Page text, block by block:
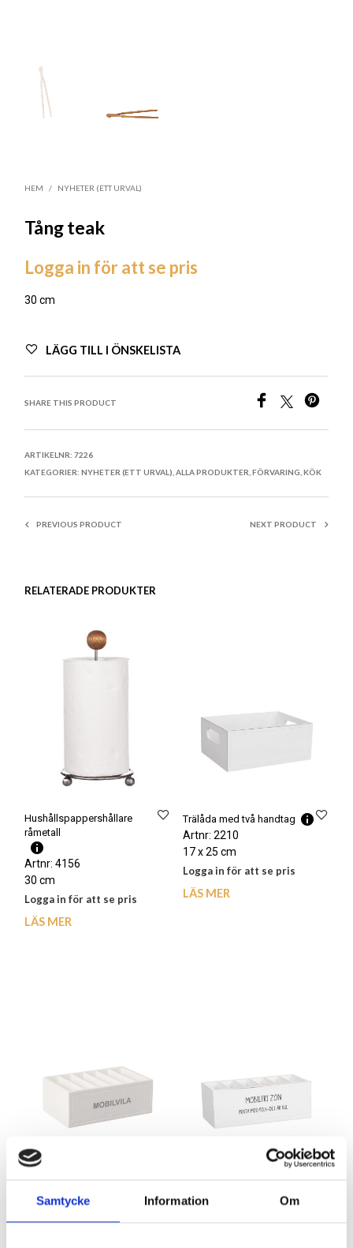
Samtycke Information Om
HEM / NYHETER (ETT URVAL)
Tång teak
Logga in för att se pris
30 cm
LÄGG TILL I ÖNSKELISTA
SHARE THIS PRODUCT
ARTIKELNR:7226
KATEGORIER:NYHETER (ETT URVAL) ,ALLA PRODUKTER ,FÖRVARING ,KÖK
PREVIOUS PRODUCT NEXT PRODUCT
RELATERADE PRODUKTER
Hushållspappershållare
råmetall
Artnr: 4156
30 cm
Logga in för att se pris
LÄS MER
Trälåda med två handtag
Artnr: 2210
17 x 25 cm
Logga in för att se pris
LÄS MER
10 x 20 cm
10 x 20 cm